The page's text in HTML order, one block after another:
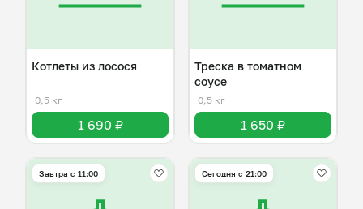
Котлеты из лосося
0,5 кг
1 690 ₽
Треска в томатном
соусе
0,5 кг
1 650 ₽
Завтра c 11:00 Сегодня с 21:00